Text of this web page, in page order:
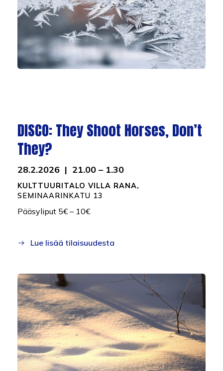
DISCO: They Shoot Horses, Don’t
They?
28.2.2026 | 21.00 – 1.30
KULTTUURITALO VILLA RANA,
SEMINAARINKATU 13
Pääsyliput 5€ – 10€
Lue lisää tilaisuudesta